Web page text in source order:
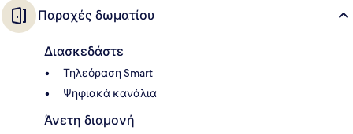
Παροχές δωματίου
Διασκεδάστε
Τηλεόραση Smart
Ψηφιακά κανάλια
Άνετη διαμονή